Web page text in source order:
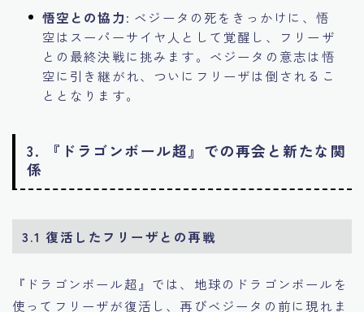
悟空との協力: ベジータの死をきっかけに、悟
空はスーパーサイヤ人として覚醒し、フリーザ
との最終決戦に挑みます。ベジータの意志は悟
空に引き継がれ、ついにフリーザは倒されるこ
ととなります。
3. 『ドラゴンボール超』での再会と新たな関
係
3.1 復活したフリーザとの再戦
『ドラゴンボール超』では、地球のドラゴンボールを
使ってフリーザが復活し、再びベジータの前に現れま